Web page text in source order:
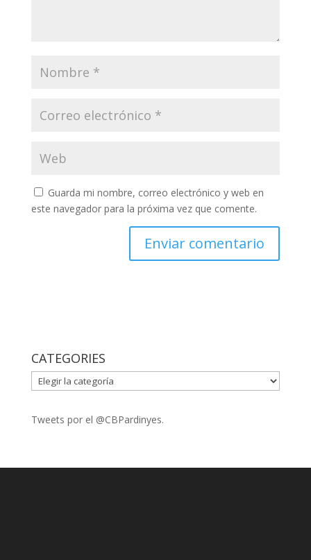
Guarda mi nombre, correo electrónico y web en
este navegador para la próxima vez que comente.
CATEGORIES
CATEGORIES
Tweets por el @CBPardinyes.